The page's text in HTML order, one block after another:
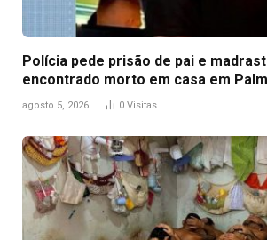
Polícia pede prisão de pai e
encontrado morto em casa em
agosto 5, 2026 0 Visitas